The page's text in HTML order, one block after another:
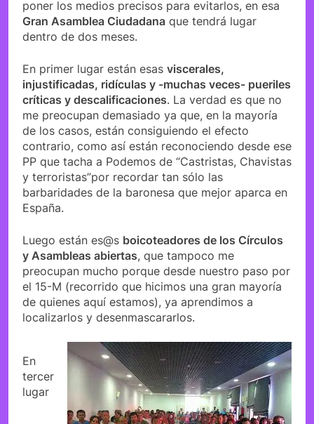
poner los medios precisos para evitarlos, en esa
Gran Asamblea Ciudadana que tendrá lugar
dentro de dos meses.
En primer lugar están esas viscerales,
injustificadas, ridículas y -muchas veces- pueriles
críticas y descalificaciones. La verdad es que no
me preocupan demasiado ya que, en la mayoría
de los casos, están consiguiendo el efecto
contrario, como así están reconociendo desde ese
PP que tacha a Podemos de “Castristas, Chavistas
y terroristas”por recordar tan sólo las
barbaridades de la baronesa que mejor aparca en
España.
Luego están es@s boicoteadores de los Círculos
y Asambleas abiertas, que tampoco me
preocupan mucho porque desde nuestro paso por
el 15-M (recorrido que hicimos una gran mayoría
de quienes aquí estamos), ya aprendimos a
localizarlos y desenmascararlos.
En
tercer
lugar